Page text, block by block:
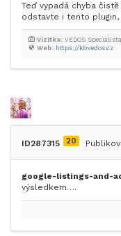
Teď vypadá chyba
odstavte i tento
Web: https://kb.vedos.cz
Vizitka: VEDOS
ID287315 20
google-listings-and-
výsledkem….